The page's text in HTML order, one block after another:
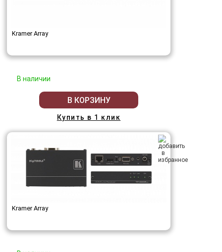
Kramer Array
В наличии
В КОРЗИНУ
Купить в 1 клик
Kramer Array